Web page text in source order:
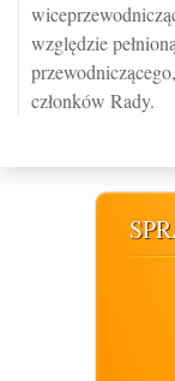
względzie
członków Rady.